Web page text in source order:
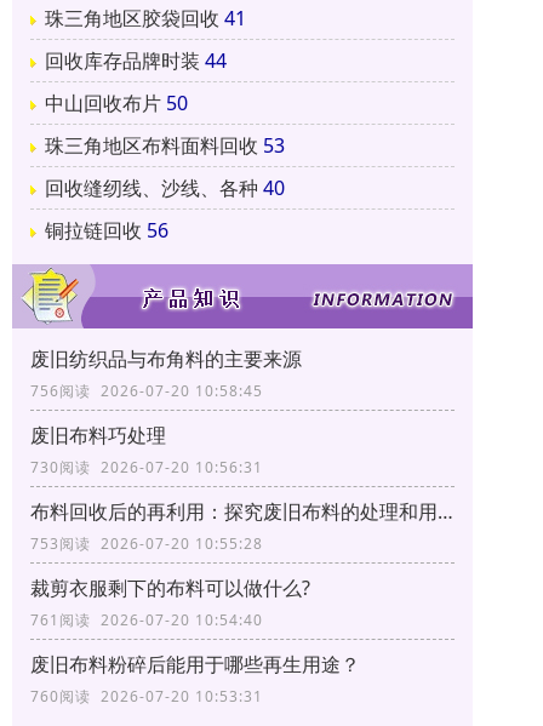
珠三角地区胶袋回收 41
回收库存品牌时装 44
中山回收布片 50
珠三角地区布料面料回收 53
回收缝纫线、沙线、各种 40
铜拉链回收 56
废旧纺织品与布角料的主要来源
756阅读 2026-07-20 10:58:45
废旧布料巧处理
730阅读 2026-07-20 10:56:31
布料回收后的再利用：探究废旧布料的处理和用途
753阅读 2026-07-20 10:55:28
裁剪衣服剩下的布料可以做什么?
761阅读 2026-07-20 10:54:40
废旧布料粉碎后能用于哪些再生用途？
760阅读 2026-07-20 10:53:31